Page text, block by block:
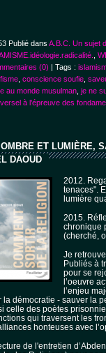
Publié dans A.B.C. Un sujet
(0) | Tags :
conscience soufie
au monde musulman je ne
à l’épreuve des
ET LUMIÈRE,
DAOUD
2012.
tenaces".
lumière
2015.
chronique
(cherché,
Je
Publiés à
pour se
l’oeuvre
l’enjeu
la démocratie - sauver la
celle des poètes
qui traversent les
honteuses avec
de l'entretien